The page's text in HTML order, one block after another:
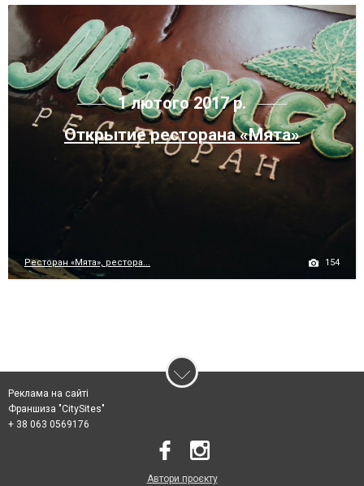
1 лютого 2017 р.
Открытие ресторана «Мята»
Ресторан «Мята», рестора... 154
Реклама на сайті
Франшиза "CitySites"
+ 38 063 0569176
Автори проєкту